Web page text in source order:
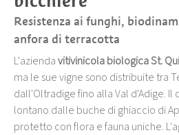
Resistenza ai funghi,
anfora di terracotta
L'aziendavitivinicola biologica St.
ma le sue vigne sono distribuite tra
dall'Oltradige fino alla Val d'Adige.
lontano dalle buche di ghiaccio di
protetto con flora e fauna uniche.